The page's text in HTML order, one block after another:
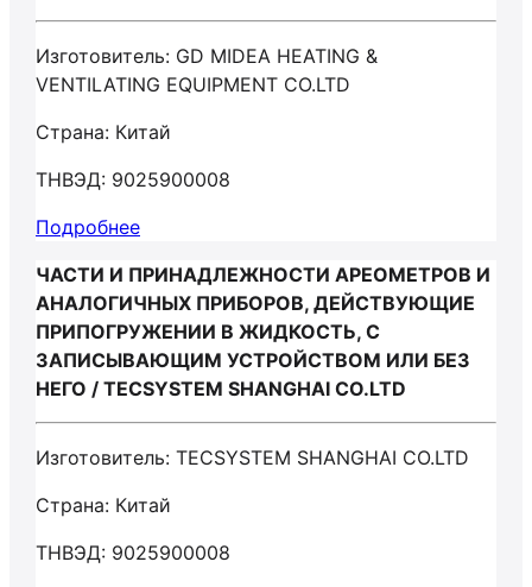
Изготовитель: GD MIDEA HEATING &
VENTILATING EQUIPMENT CO.LTD
Страна: Китай
ТНВЭД: 9025900008
Подробнее
ЧАСТИ И ПРИНАДЛЕЖНОСТИ АРЕОМЕТРОВ И
АНАЛОГИЧНЫХ ПРИБОРОВ, ДЕЙСТВУЮЩИЕ
ПРИПОГРУЖЕНИИ В ЖИДКОСТЬ, С
ЗАПИСЫВАЮЩИМ УСТРОЙСТВОМ ИЛИ БЕЗ
НЕГО / TECSYSTEM SHANGHAI CO.LTD
Изготовитель: TECSYSTEM SHANGHAI CO.LTD
Страна: Китай
ТНВЭД: 9025900008